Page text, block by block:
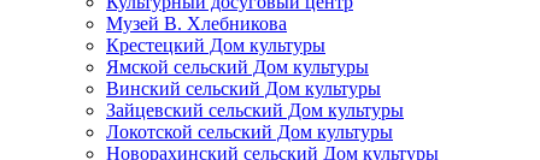
Музей В. Хлебникова
Крестецкий Дом культуры
Ямской сельский Дом культуры
Винский сельский Дом культуры
Зайцевский сельский Дом культуры
Локотской сельский Дом культуры
Новорахинский сельский Дом культуры